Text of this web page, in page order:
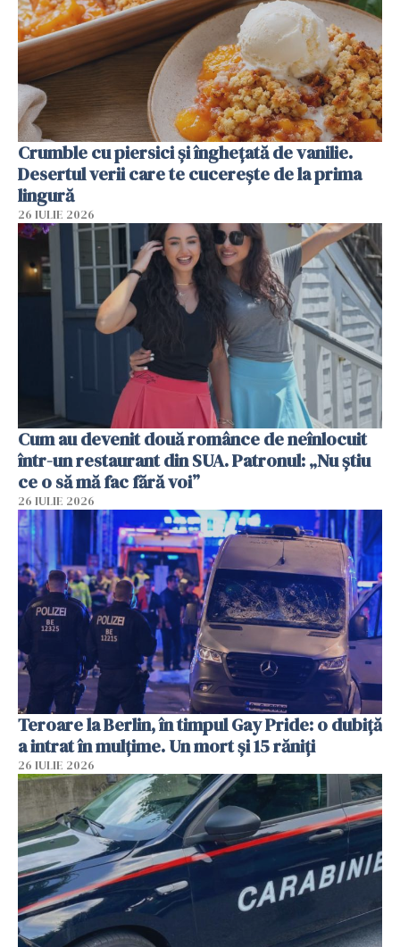
Crumble cu piersici și înghețată de vanilie.
Desertul verii care te cucerește de la prima
lingură
26 IULIE 2026
Cum au devenit două românce de neînlocuit
într-un restaurant din SUA. Patronul: „Nu știu
ce o să mă fac fără voi”
26 IULIE 2026
Teroare la Berlin, în timpul Gay Pride: o dubiță
a intrat în mulțime. Un mort și 15 răniți
26 IULIE 2026